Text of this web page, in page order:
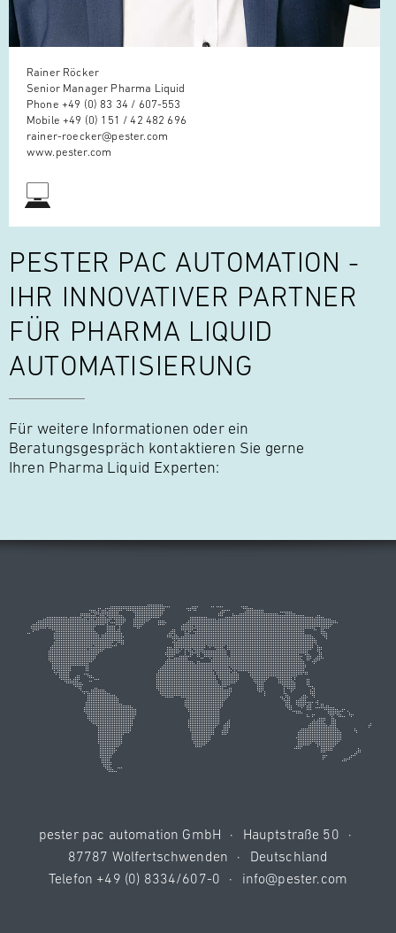
Rainer Röcker
Senior Manager Pharma Liquid
Phone +49 (0) 83 34 / 607-553
Mobile +49 (0) 151 / 42 482 696
rainer-roecker@pester.com
www.pester.com
PESTER PAC AUTOMATION -
IHR INNOVATIVER PARTNER
FÜR PHARMA LIQUID
AUTOMATISIERUNG
Für weitere Informationen oder ein
Beratungsgespräch kontaktieren Sie gerne
Ihren Pharma Liquid Experten:
pester pac automation GmbH · Hauptstraße 50
·
87787 Wolfertschwenden
·
Deutschland
Telefon +49 (0) 8334/607-0 · info@pester.com